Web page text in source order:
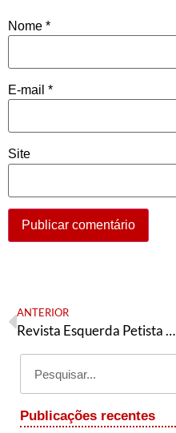
Nome *
E-mail *
Site
ANTERIOR
Revista Esquerda Petista n° 7 – mai 2017
Publicações recentes